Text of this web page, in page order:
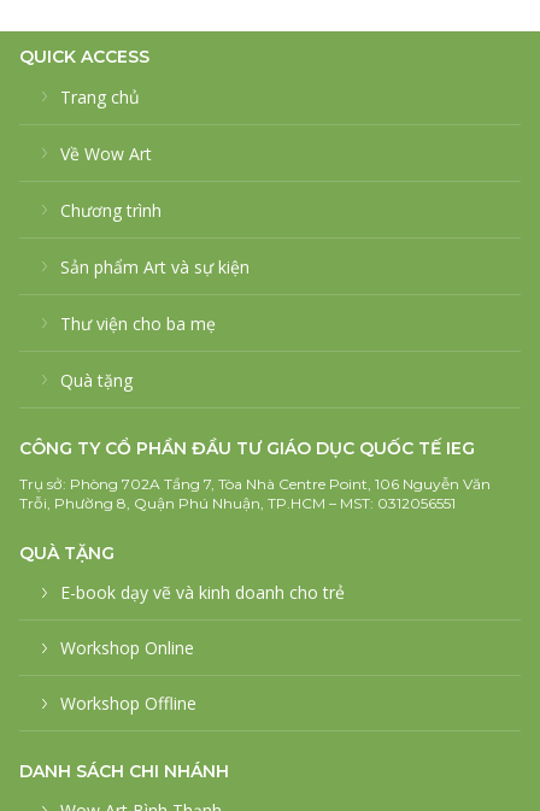
QUICK ACCESS
Trang chủ
Về Wow Art
Chương trình
Sản phẩm Art và sự kiện
Thư viện cho ba mẹ
Quà tặng
CÔNG TY CỔ PHẦN ĐẦU TƯ GIÁO DỤC QUỐC TẾ IEG
Trụ sở: Phòng 702A Tầng 7, Tòa Nhà Centre Point, 106 Nguyễn Văn
Trỗi, Phường 8, Quận Phú Nhuận, TP.HCM – MST: 0312056551
QUÀ TẶNG
E-book dạy vẽ và kinh doanh cho trẻ
Workshop Online
Workshop Offline
DANH SÁCH CHI NHÁNH